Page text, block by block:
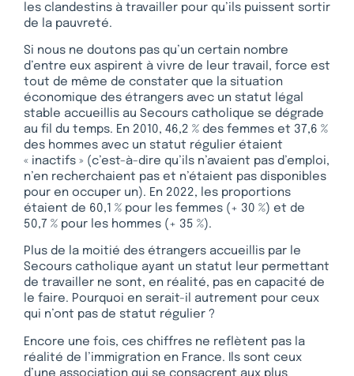
les clandestins à travailler pour qu’ils puissent sortir
de la pauvreté.
Si nous ne doutons pas qu’un certain nombre
d’entre eux aspirent à vivre de leur travail, force est
tout de même de constater que la situation
économique des étrangers avec un statut légal
stable accueillis au Secours catholique se dégrade
au fil du temps. En 2010, 46,2 % des femmes et 37,6 %
des hommes avec un statut régulier étaient
« inactifs » (c’est-à-dire qu’ils n’avaient pas d’emploi,
n’en recherchaient pas et n’étaient pas disponibles
pour en occuper un). En 2022, les proportions
étaient de 60,1 % pour les femmes (+ 30 %) et de
50,7 % pour les hommes (+ 35 %).
Plus de la moitié des étrangers accueillis par le
Secours catholique ayant un statut leur permettant
de travailler ne sont, en réalité, pas en capacité de
le faire. Pourquoi en serait-il autrement pour ceux
qui n’ont pas de statut régulier ?
Encore une fois, ces chiffres ne reflètent pas la
réalité de l’immigration en France. Ils sont ceux